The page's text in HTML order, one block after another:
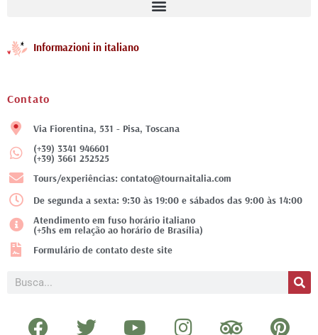
Informazioni in italiano
Contato
Via Fiorentina, 531 - Pisa, Toscana
(+39) 3341 946601
(+39) 3661 252525
Tours/experiências: contato@tournaitalia.com
De segunda a sexta: 9:30 às 19:00 e sábados das 9:00 às 14:00
Atendimento em fuso horário italiano
(+5hs em relação ao horário de Brasília)
Formulário de contato deste site
Pesquisar
F
T
Y
I
T
P